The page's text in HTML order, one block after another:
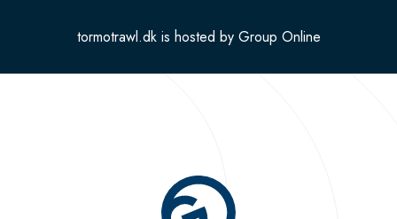
tormotrawl.dk is hosted by Group Online